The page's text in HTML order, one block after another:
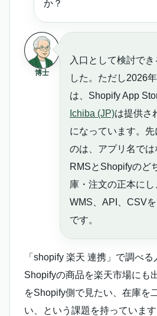
か？
博士
入口として検討で
した。ただし2026
は、Shopify App
Ichiba (JP)は提供さ
になっています。
のは、アプリ名では
RMSとShopifyのど
庫・注文の正本にし
WMS、API、CSV
です。
「shopify 楽天 連携」で調べる
Shopifyの商品を楽天市場にも
をShopify側で見たい、在庫を
い、という課題を持っています